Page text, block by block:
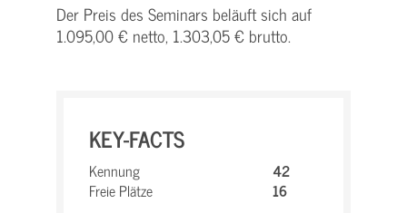
Der Preis des Seminars beläuft sich auf
1.095,00 € netto, 1.303,05 € brutto.
KEY-FACTS
Kennung
42
Freie Plätze
16